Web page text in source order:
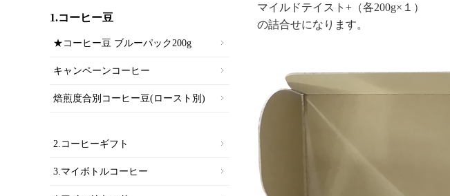
マイルドテイスト+（各200g×１）
の詰合せになります。
1.コーヒー豆
★コーヒー豆 ブルーパック200g
キャンペーンコーヒー
焙煎度合別コーヒー豆(ロースト別)
2.コーヒーギフト
3.マイボトルコーヒー